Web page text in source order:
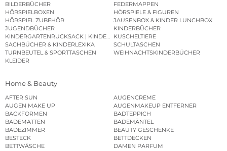
BILDERBÜCHER
FEDERMAPPEN
HÖRSPIELBOXEN
HÖRSPIELE & FIGUREN
HÖRSPIEL ZUBEHÖR
JAUSENBOX & KINDER LUNCHBOX
JUGENDBÜCHER
KINDERBÜCHER
KINDERGARTENRUCKSACK | KINDERGARTENBEUTEL
KUSCHELTIERE
SACHBÜCHER & KINDERLEXIKA
SCHULTASCHEN
TURNBEUTEL & SPORTTASCHEN
WEIHNACHTSKINDERBÜCHER
KLEIDER
Home & Beauty
AFTER SUN
AUGENCREME
AUGEN MAKE UP
AUGENMAKEUP ENTFERNER
BACKFORMEN
BADTEPPICH
BADEMATTEN
BADEMÄNTEL
BADEZIMMER
BEAUTY GESCHENKE
BESTECK
BETTDECKEN
BETTWÄSCHE
DAMEN PARFUM